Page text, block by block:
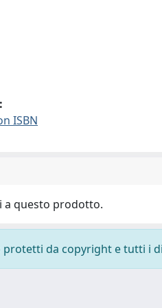
ISBN
a questo prodotto.
protetti da copyright e tutti i